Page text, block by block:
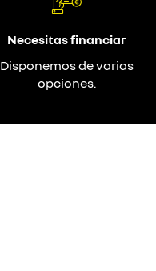
Necesitas financiar
Disponemos de varias
opciones.